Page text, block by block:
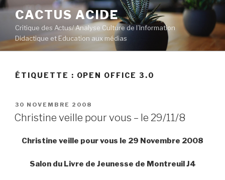
Aller
contenu
principal
CACTUS ACIDE
Critique des Actus/ Analyse Culture de l’Information
Didactique et Education aux médias
ÉTIQUETTE : OPEN OFFICE 3.0
PUBLIÉ
LE
30 NOVEMBRE 2008
Christine veille pour vous – le 29/11/8
Christine veille pour vous le 29 Novembre 2008
Salon du Livre de Jeunesse de Montreuil J4